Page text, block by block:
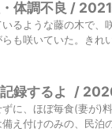
体調不良 /
るような藤の木で、
も咲いていた。きれ
録するよ /
に、ほぼ毎食(妻が)
え付けのみの、民泊